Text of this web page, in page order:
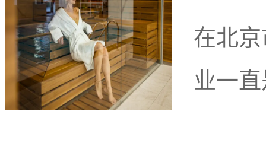
众多的游客和市民前来
景线。在这里，你可以
在北
业一